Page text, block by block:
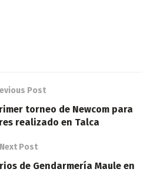
Post
torneo de Newcom para
realizado en Talca
Next Post
de Gendarmería Maule en